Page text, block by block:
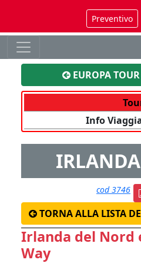
Preventivo
EUROPA
Info
cod 3746
TORNA ALLA LISTA
Irlanda del Nord
Way